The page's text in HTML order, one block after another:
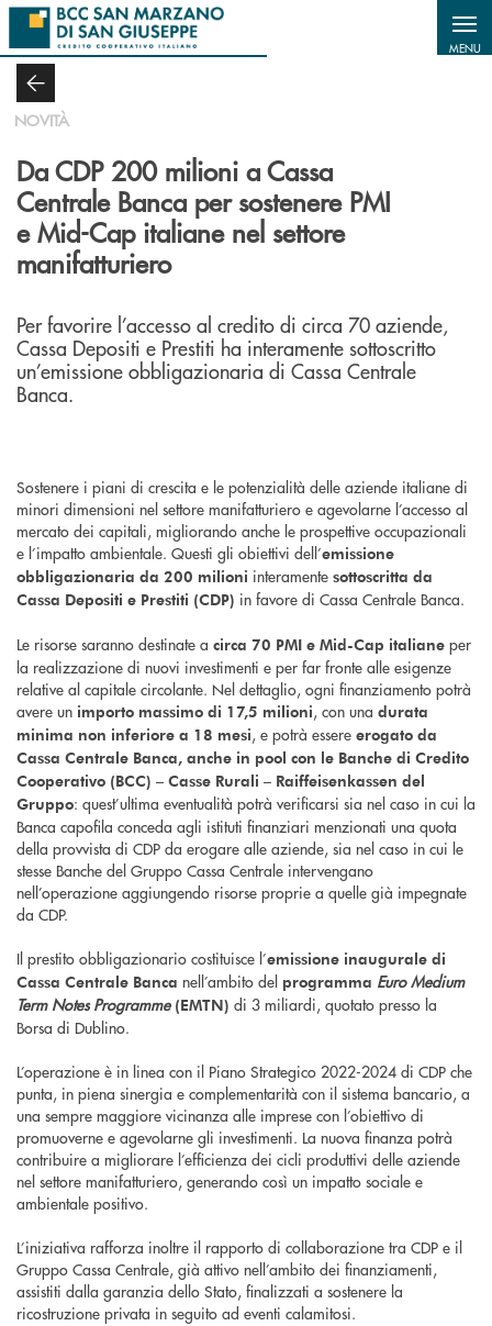
Salta al contenuto principale
MENU
NOVITÀ
Da CDP 200 milioni a Cassa
Centrale Banca per sostenere PMI
e Mid-Cap italiane nel settore
manifatturiero
Per favorire l’accesso al credito di circa 70 aziende,
Cassa Depositi e Prestiti ha interamente sottoscritto
un’emissione obbligazionaria di Cassa Centrale
Banca.
Sostenere i piani di crescita e le potenzialità delle aziende italiane di
minori dimensioni nel settore manifatturiero e agevolarne l’accesso al
mercato dei capitali, migliorando anche le prospettive occupazionali
e l’impatto ambientale. Questi gli obiettivi dell’emissione
obbligazionaria da 200 milioni interamente sottoscritta da
Cassa Depositi e Prestiti (CDP) in favore di Cassa Centrale Banca.
Le risorse saranno destinate a circa 70 PMI e Mid-Cap italiane per
la realizzazione di nuovi investimenti e per far fronte alle esigenze
relative al capitale circolante. Nel dettaglio, ogni finanziamento potrà
avere un importo massimo di 17,5 milioni, con una durata
minima non inferiore a 18 mesi, e potrà essere erogato da
Cassa Centrale Banca, anche in pool con le Banche di Credito
Cooperativo (BCC) – Casse Rurali – Raiffeisenkassen del
Gruppo: quest’ultima eventualità potrà verificarsi sia nel caso in cui la
Banca capofila conceda agli istituti finanziari menzionati una quota
della provvista di CDP da erogare alle aziende, sia nel caso in cui le
stesse Banche del Gruppo Cassa Centrale intervengano
nell’operazione aggiungendo risorse proprie a quelle già impegnate
da CDP.
Il prestito obbligazionario costituisce l’emissione inaugurale di
Cassa Centrale Banca nell’ambito del programma Euro Medium
Term Notes Programme (EMTN) di 3 miliardi, quotato presso la
Borsa di Dublino.
L’operazione è in linea con il Piano Strategico 2022-2024 di CDP che
punta, in piena sinergia e complementarità con il sistema bancario, a
una sempre maggiore vicinanza alle imprese con l’obiettivo di
promuoverne e agevolarne gli investimenti. La nuova finanza potrà
contribuire a migliorare l’efficienza dei cicli produttivi delle aziende
nel settore manifatturiero, generando così un impatto sociale e
ambientale positivo.
L’iniziativa rafforza inoltre il rapporto di collaborazione tra CDP e il
Gruppo Cassa Centrale, già attivo nell’ambito dei finanziamenti,
assistiti dalla garanzia dello Stato, finalizzati a sostenere la
ricostruzione privata in seguito ad eventi calamitosi.